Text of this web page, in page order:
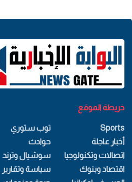
خريطة الموقع
Sports
أخبار عاجلة
اتصالات وتكنولوجيا
اقتصاد وبنوك
توب ستوري
حوادث
سوشيال وترند
سياسة وتقارير